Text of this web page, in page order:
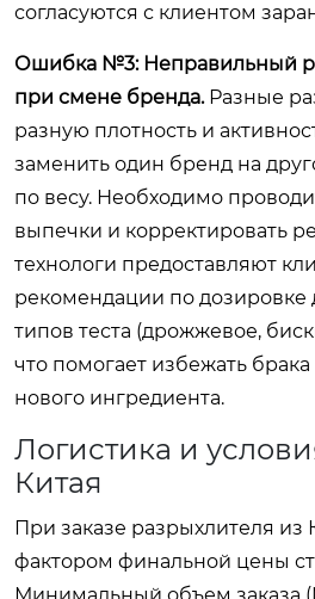
согласуются с клиентом
Ошибка №3: Неправильный
при смене бренда.Разные
разную плотность и
заменить один бренд на
по весу. Необходимо
выпечки и корректировать
технологи предоставляют
рекомендации по дозировке
типов теста (дрожжевое,
что помогает избежать
нового ингредиента.
Логистика и
Китая
При заказе разрыхлителя
фактором финальной цены
Минимальный объем заказа